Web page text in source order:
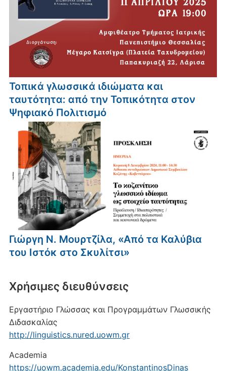
Τοπικά γλωσσικά ιδιώματα και
ταυτότητα: από την Τοπικότητα στον
Ψηφιακό Πολιτισμό
Γιώργη Ν. Μουρτζίλα, «Από τα Καλύβια
του Ιστόκ στο Σκυλίτσι»
Xρήσιμες διευθύνσεις
Εργαστήριο Γλώσσας και Προγραμμάτων Γλωσσικής
Διδασκαλίας
http://linguistics.nured.uowm.gr
Academia
https://uowm.academia.edu/KonstantinosDinas